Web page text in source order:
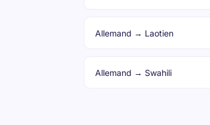
Allemand → Laotien
Allemand → Swahili